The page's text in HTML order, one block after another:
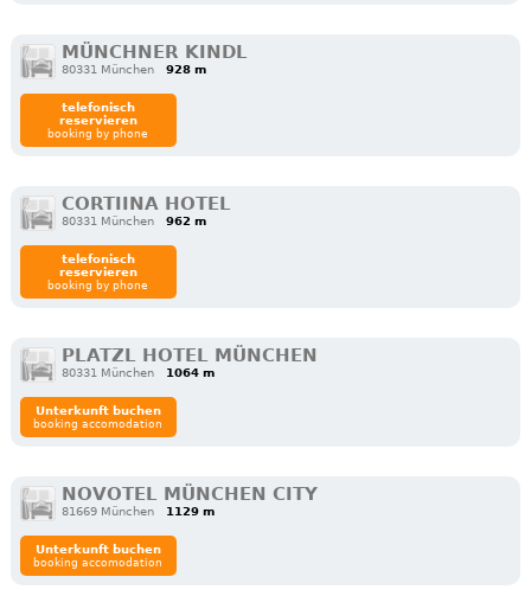
MÜNCHNER KINDL
80331 München 928 m
telefonisch
reservieren
booking by phone
CORTIINA HOTEL
80331 München 962 m
telefonisch
reservieren
booking by phone
PLATZL HOTEL MÜNCHEN
80331 München 1064 m
Unterkunft buchen
booking accomodation
NOVOTEL MÜNCHEN CITY
81669 München 1129 m
Unterkunft buchen
booking accomodation